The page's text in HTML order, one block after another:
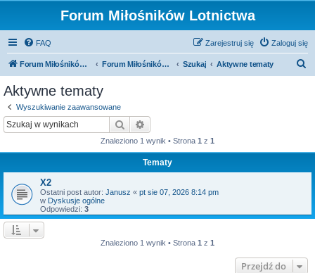
Forum Miłośników Lotnictwa
FAQ Zaloguj się
Zarejestruj się
Forum Miłośników Lotnictwa Forum Miłośników Lotnictwa Szukaj Aktywne tematy
Aktywne tematy
Wyszukiwanie zaawansowane
Szukaj
Znaleziono 1 wynik • Strona 1 z 1
Tematy
X2
Ostatni post autor: Janusz « pt sie 07, 2026 8:14 pm
w Dyskusje ogólne
Odpowiedzi: 3
Znaleziono 1 wynik • Strona 1 z 1
Przejdź do